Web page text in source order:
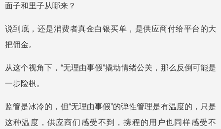
面子和里子从哪来？
说到底，还是消费者真金白银买单，是供应商付给平台的大
把佣金。
从这个视角下，“无理由事假”撬动情绪公关，那么反倒可能是
一步险棋。
监管是冰冷的，但“无理由事假”的弹性管理是有温度的，只是
这种温度，供应商们感受不到，携程的用户也同样感受不